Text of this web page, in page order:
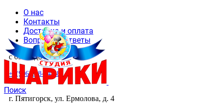
О нас
Контакты
Доставка и оплата
Вопросы и ответы
с 09-00 до 20-00
+7(906)468-44-48
Поиск
г. Пятигорск, ул. Ермолова, д. 4